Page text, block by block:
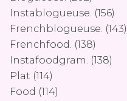
Instablogueuse. (156)
Frenchblogueuse. (143)
Frenchfood. (138)
Instafoodgram. (138)
Plat (114)
Food (114)